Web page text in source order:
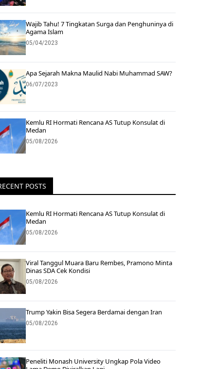
Wajib Tahu! 7 Tingkatan Surga dan Penghuninya di
Agama Islam
05/04/2023
Apa Sejarah Makna Maulid Nabi Muhammad SAW?
06/07/2023
Kemlu RI Hormati Rencana AS Tutup Konsulat di
Medan
05/08/2026
POSTS
Kemlu RI Hormati Rencana AS Tutup Konsulat di
Medan
05/08/2026
Viral Tanggul Muara Baru Rembes, Pramono Minta
Dinas SDA Cek Kondisi
05/08/2026
Trump Yakin Bisa Segera Berdamai dengan Iran
05/08/2026
Peneliti Monash University Ungkap Pola Video